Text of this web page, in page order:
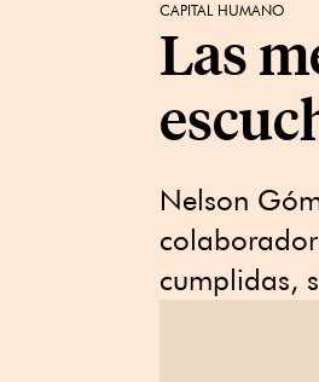
CAPITAL HUMANO
Las
Nelson
cumplidas,